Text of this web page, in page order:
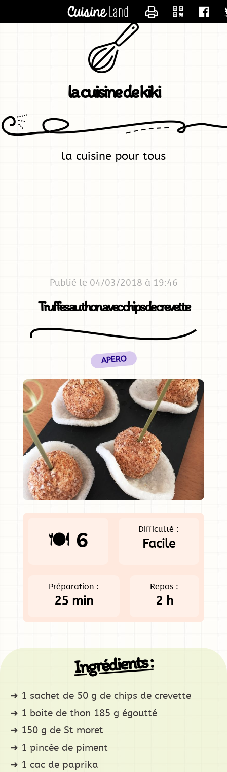
la cuisine de kiki
la cuisine pour tous
Publié le 04/03/2018 à 19:46
Truffes au thon avec chips de crevette
APERO
🍽️ 6
Difficulté :
Facile
Préparation :
25 min
Repos :
2 h
Ingrédients :
1 sachet de 50 g de chips de crevette
1 boite de thon 185 g égoutté
150 g de St moret
1 pincée de piment
1 cac de paprika
CONTACTER